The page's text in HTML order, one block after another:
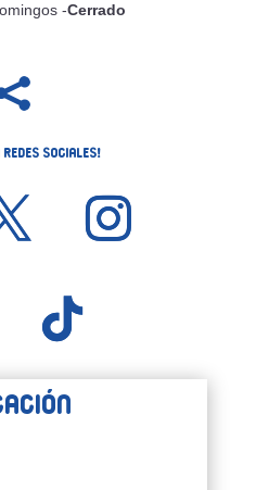
-Cerrado
Redes Sociales!